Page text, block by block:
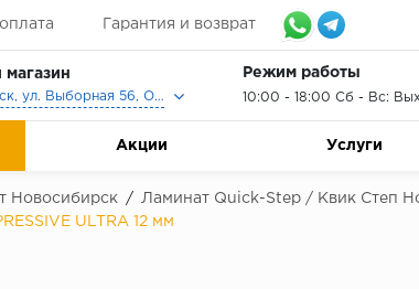
Гарантия и возврат
г. Новосибирск, ул. Выборная 56, Офис, Выставочный зал
Режим работы
10:00 - 18:00 Сб - Вс:
Акции Услуги
Новосибирск / Ламинат Quick-Step / Квик Степ
ULTRA 12 мм